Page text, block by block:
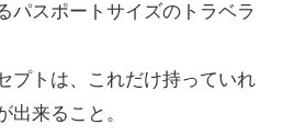
パスポートサイズのトラベラ
プトは、これだけ持っていれ
出来ること。